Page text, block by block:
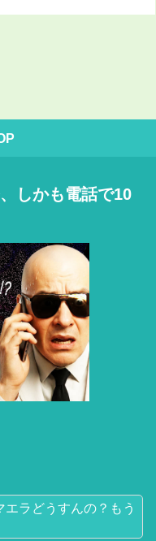
しかも電話で10
ラどうすんの？もう